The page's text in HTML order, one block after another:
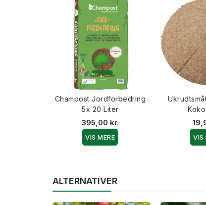
Champost Jordforbedring
5x 20 Liter
395,00 kr.
VIS MERE VIS
ALTERNATIVER